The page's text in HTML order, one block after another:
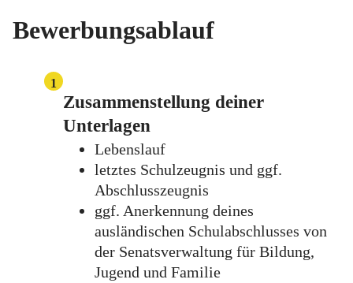
Bewerbungsablauf
1
Zusammenstellung deiner
Unterlagen
Lebenslauf
letztes Schulzeugnis und ggf.
Abschlusszeugnis
ggf. Anerkennung deines
ausländischen Schulabschlusses von
der Senatsverwaltung für Bildung,
Jugend und Familie